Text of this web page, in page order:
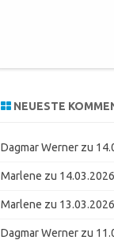
NEUESTE
Dagmar Werner zu
Marlene zu
Marlene zu
Dagmar Werner zu